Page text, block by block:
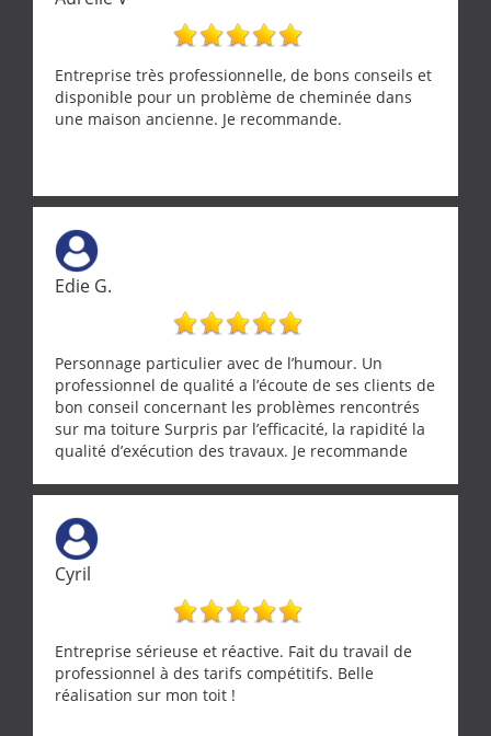
Entreprise très professionnelle, de bons conseils et
disponible pour un problème de cheminée dans
une maison ancienne. Je recommande.
Edie G.
Personnage particulier avec de l’humour. Un
professionnel de qualité a l’écoute de ses clients de
bon conseil concernant les problèmes rencontrés
sur ma toiture Surpris par l’efficacité, la rapidité la
qualité d’exécution des travaux. Je recommande
Cyril
Entreprise sérieuse et réactive. Fait du travail de
professionnel à des tarifs compétitifs. Belle
réalisation sur mon toit !